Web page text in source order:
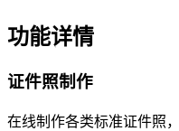
功能详情
证件照制作
在线制作各类标准证件照